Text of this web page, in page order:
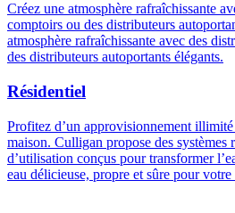
Créez une atmosphère rafraîchissante
comptoirs ou des distributeurs
atmosphère rafraîchissante avec des
des distributeurs autoportants élégants.
Résidentiel
Profitez d’un approvisionnement
maison. Culligan propose des systèmes
d’utilisation conçus pour transformer
eau délicieuse, propre et sûre pour